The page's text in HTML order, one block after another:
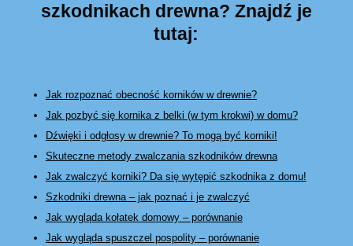
szkodnikach drewna? Znajdź je
tutaj:
Jak rozpoznać obecność korników w drewnie?
Jak pozbyć się kornika z belki (w tym krokwi) w domu?
Dźwięki i odgłosy w drewnie? To mogą być korniki!
Skuteczne metody zwalczania szkodników drewna
Jak zwalczyć korniki? Da się wytępić szkodnika z domu!
Szkodniki drewna – jak poznać i je zwalczyć
Jak wygląda kołatek domowy – porównanie
Jak wygląda spuszczel pospolity – porównanie